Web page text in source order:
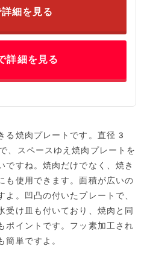
細を見る
詳細を見る
る焼肉プレートです。直径3
スペースゆえ焼肉プレートを
ですね。焼肉だけでなく、焼き
も使用できます。面積が広いの
よ。凹凸の付いたプレートで、
受け皿も付いており、焼肉と同
ポイントです。フッ素加工され
簡単ですよ。